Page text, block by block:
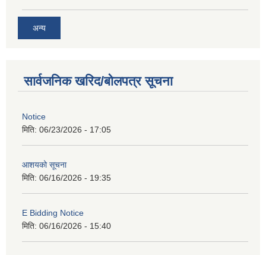
अन्य
सार्वजनिक खरिद/बोलपत्र सूचना
Notice
मिति: 06/23/2026 - 17:05
आशयको सूचना
मिति: 06/16/2026 - 19:35
E Bidding Notice
मिति: 06/16/2026 - 15:40